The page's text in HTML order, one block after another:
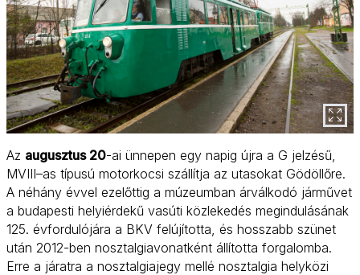
Az augusztus 20-ai ünnepen egy napig újra a G jelzésű,
MVIII–as típusú motorkocsi szállítja az utasokat Gödöllőre.
A néhány évvel ezelőttig a múzeumban árválkodó járművet
a budapesti helyiérdekű vasúti közlekedés megindulásának
125. évfordulójára a BKV felújította, és hosszabb szünet
után 2012-ben nosztalgiavonatként állította forgalomba.
Erre a járatra a nosztalgiajegy mellé nosztalgia helyközi